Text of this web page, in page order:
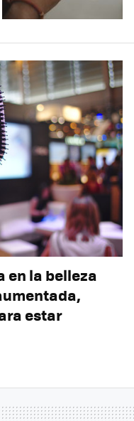
en la belleza
estar